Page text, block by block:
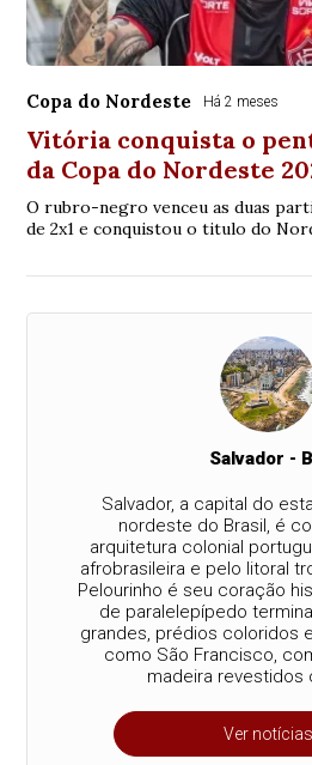
Copa do Nordeste Há 2 meses
Vitória conquista o
da Copa do Nordeste
O rubro-negro venceu as duas
de 2x1 e conquistou o titulo do
Salvador -
Salvador, a capital do
nordeste do Brasil, é
arquitetura colonial
afrobrasileira e pelo litoral
Pelourinho é seu coração
de paralelepípedo
grandes, prédios coloridos
como São Francisco,
madeira revestidos
Ver notícias